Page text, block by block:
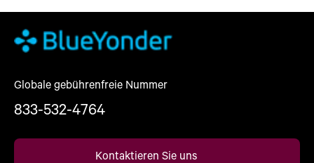
Globale gebührenfreie Nummer
833-532-4764
Kontaktieren Sie uns